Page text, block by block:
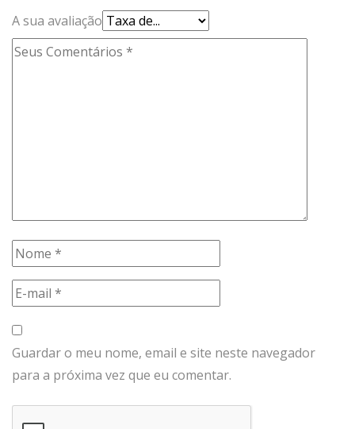
A sua avaliação
Guardar o meu nome, email e site neste navegador
para a próxima vez que eu comentar.